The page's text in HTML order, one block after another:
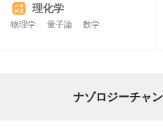
理化学
物理学 量子論 数学
ナゾロジーチャ